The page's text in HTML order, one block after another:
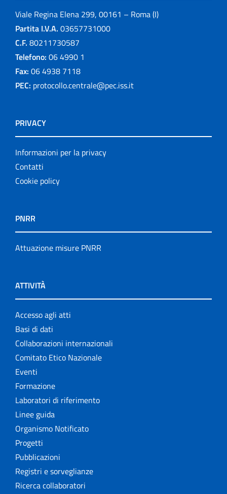
Viale Regina Elena 299, 00161 – Roma (I)
Partita I.V.A. 03657731000
C.F. 80211730587
Telefono: 06 4990 1
Fax: 06 4938 7118
PEC: protocollo.centrale@pec.iss.it
PRIVACY
Informazioni per la privacy
Contatti
Cookie policy
PNRR
Attuazione misure PNRR
ATTIVITÀ
Accesso agli atti
Basi di dati
Collaborazioni internazionali
Comitato Etico Nazionale
Eventi
Formazione
Laboratori di riferimento
Linee guida
Organismo Notificato
Progetti
Pubblicazioni
Registri e sorveglianze
Ricerca collaboratori